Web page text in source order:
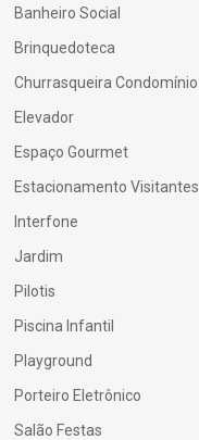
Banheiro Social
Brinquedoteca
Churrasqueira Condomínio
Elevador
Espaço Gourmet
Estacionamento Visitantes
Interfone
Jardim
Pilotis
Piscina Infantil
Playground
Porteiro Eletrônico
Salão Festas